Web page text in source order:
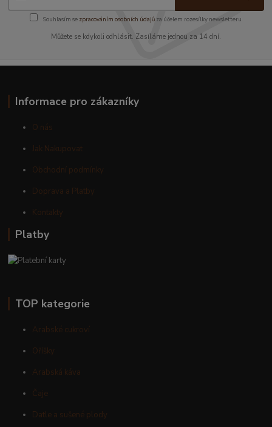
Souhlasím se zpracováním osobních údajůza účelem rozesílky newsletteru.
Můžete se kdykoli odhlásit. Zasíláme jednou za 14 dní.
Informace pro zákazníky
O nás
Jak Nakupovat
Obchodní podmínky
Doprava a Platby
Kontakty
Platby
TOP kategorie
Arabské cukroví
Oříšky
Arabská káva
Čaje
Datle a sušené plody